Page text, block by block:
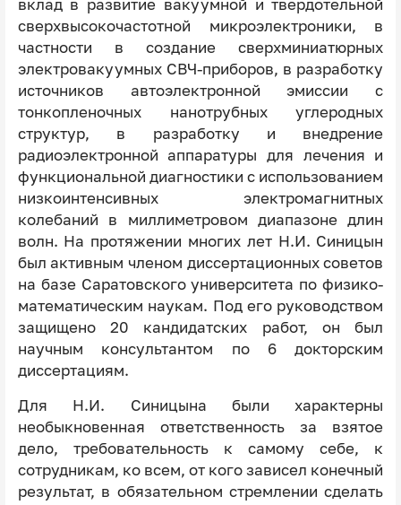
вклад в развитие вакуумной и твердотельной
сверхвысокочастотной микроэлектроники, в
частности в создание сверхминиатюрных
электровакуумных СВЧ-приборов, в разработку
источников автоэлектронной эмиссии с
тонкопленочных нанотрубных углеродных
структур, в разработку и внедрение
радиоэлектронной аппаратуры для лечения и
функциональной диагностики с использованием
низкоинтенсивных электромагнитных
колебаний в миллиметровом диапазоне длин
волн. На протяжении многих лет Н.И. Синицын
был активным членом диссертационных советов
на базе Саратовского университета по физико-
математическим наукам. Под его руководством
защищено 20 кандидатских работ, он был
научным консультантом по 6 докторским
диссертациям.
Для Н.И. Синицына были характерны
необыкновенная ответственность за взятое
дело, требовательность к самому себе, к
сотрудникам, ко всем, от кого зависел конечный
результат, в обязательном стремлении сделать